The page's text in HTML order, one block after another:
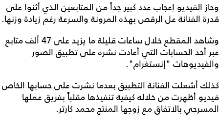
وحاز الفيديو إعجاب عدد كبير جداً من المتابعين الذي أثنوا على
قدرة الفنانة عل الرقص بهذه المرونة والسرعة رغم زيادة وزنها.
وشاهد المقطع خلال ساعات قليلة ما يزيد على 47 ألف متابع
عبر أحد الحسابات التي أعادت نشره على تطبيق الصور
والفيديوهات "إنستغرام".
كذلك أشعلت الفنانة التطبيق بعدما نشرت على حسابها الخاص
فيديو أظهرت من خلاله كيفية تنفيذها مقلباً بفريق عملها
المسرحي بالاتفاق مع زوجها المنتج محمد كارتر.